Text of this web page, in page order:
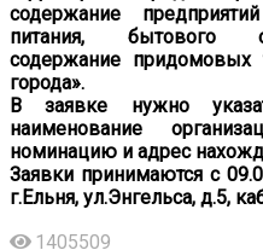
содержание
питания, бытового
содержание придомовых
города».
В заявке нужно
наименование
номинацию и адрес
Заявки принимаются с
г.Ельня, ул.Энгельса, д.5,
1405509